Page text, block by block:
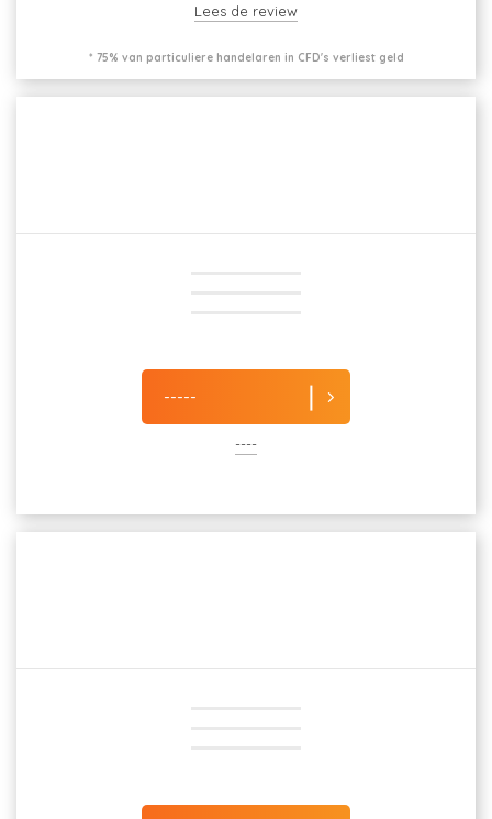
Lees de review
* 75% van particuliere handelaren in CFD's verliest geld
-----
----